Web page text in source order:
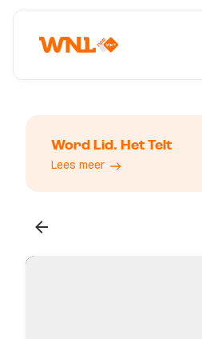
Word Lid. Het Telt
Lees meer